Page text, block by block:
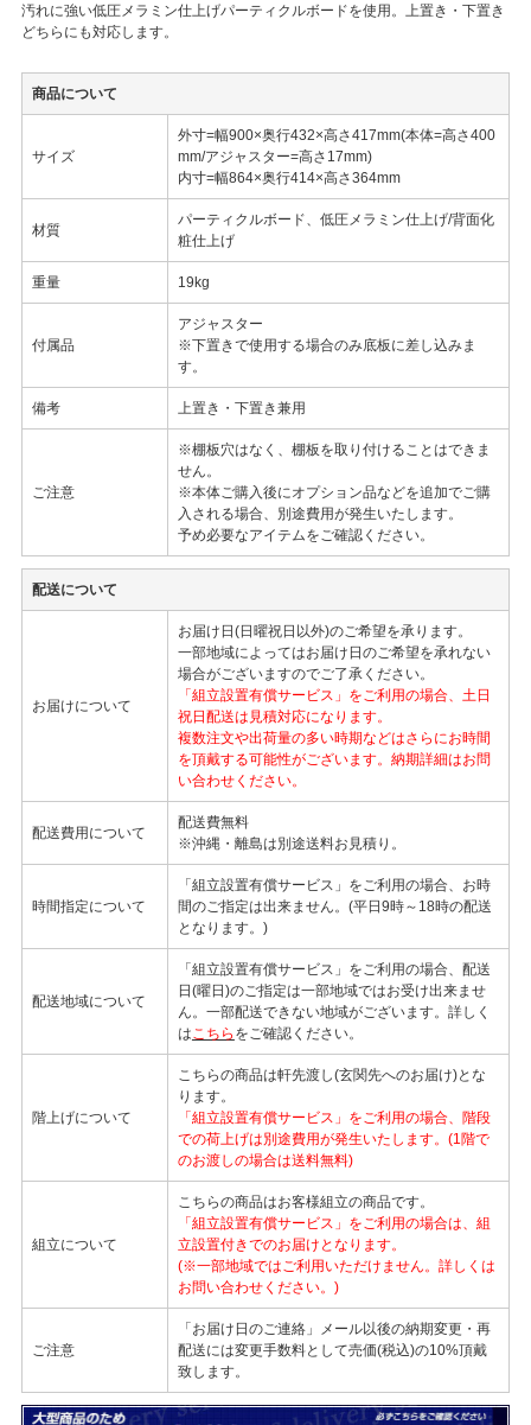
汚れに強い低圧メラミン仕上げパーティクルボードを使用。上置き・下置き
どちらにも対応します。
商品について
サイズ
外寸=幅900×奥行432×高さ417mm(本体=高さ400
mm/アジャスター=高さ17mm)
内寸=幅864×奥行414×高さ364mm
材質
パーティクルボード、低圧メラミン仕上げ/背面化
粧仕上げ
重量 19kg
付属品
アジャスター
※下置きで使用する場合のみ底板に差し込みま
す。
備考 上置き・下置き兼用
ご注意
※棚板穴はなく、棚板を取り付けることはできま
せん。
※本体ご購入後にオプション品などを追加でご購
入される場合、別途費用が発生いたします。
予め必要なアイテムをご確認ください。
配送について
お届けについて
お届け日(日曜祝日以外)のご希望を承ります。
一部地域によってはお届け日のご希望を承れない
場合がございますのでご了承ください。
「組立設置有償サービス」をご利用の場合、土日
祝日配送は見積対応になります。
複数注文や出荷量の多い時期などはさらにお時間
を頂戴する可能性がございます。納期詳細はお問
い合わせください。
配送費用について
配送費無料
※沖縄・離島は別途送料お見積り。
時間指定について
「組立設置有償サービス」をご利用の場合、お時
間のご指定は出来ません。(平日9時～18時の配送
となります。)
配送地域について
「組立設置有償サービス」をご利用の場合、配送
日(曜日)のご指定は一部地域ではお受け出来ませ
ん。一部配送できない地域がございます。詳しく
は こちら をご確認ください。
階上げについて
こちらの商品は軒先渡し(玄関先へのお届け)とな
ります。
「組立設置有償サービス」をご利用の場合、階段
での荷上げは別途費用が発生いたします。(1階で
のお渡しの場合は送料無料)
組立について
こちらの商品はお客様組立の商品です。
「組立設置有償サービス」をご利用の場合は、組
立設置付きでのお届けとなります。
(※一部地域ではご利用いただけません。詳しくは
お問い合わせください。)
ご注意
「お届け日のご連絡」メール以後の納期変更・再
配送には変更手数料として売価(税込)の10%頂戴
致します。